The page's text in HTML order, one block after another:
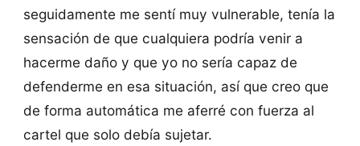
seguidamente me sentí muy vulnerable, tenía la
sensación de que cualquiera podría venir a
hacerme daño y que yo no sería capaz de
defenderme en esa situación, así que creo que
de forma automática me aferré con fuerza al
cartel que solo debía sujetar.